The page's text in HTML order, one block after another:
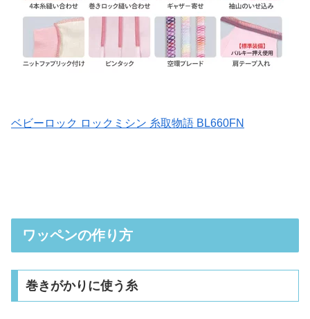
ベビーロック ロックミシン 糸取物語 BL660FN
ワッペンの作り方
巻きがかりに使う糸